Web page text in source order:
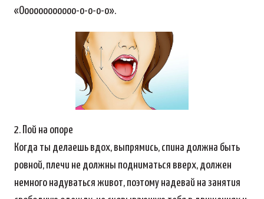
«Оооооооооооо-о-о-о-о».
2. Пой на опоре
Когда ты делаешь вдох, выпрямись, спина должна быть
ровной, плечи не должны подниматься вверх, должен
немного надуваться живот, поэтому надевай на занятия